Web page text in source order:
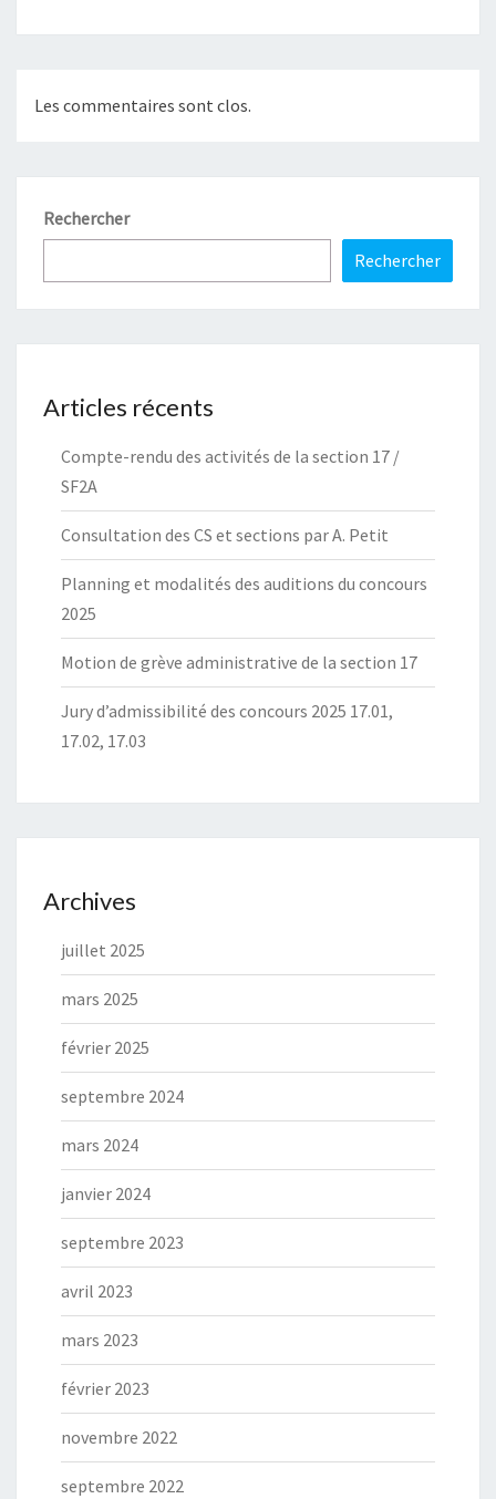
Les commentaires sont clos.
Rechercher
Rechercher
Articles récents
Compte-rendu des activités de la section 17 /
SF2A
Consultation des CS et sections par A. Petit
Planning et modalités des auditions du concours
2025
Motion de grève administrative de la section 17
Jury d’admissibilité des concours 2025 17.01,
17.02, 17.03
Archives
juillet 2025
mars 2025
février 2025
septembre 2024
mars 2024
janvier 2024
septembre 2023
avril 2023
mars 2023
février 2023
novembre 2022
septembre 2022